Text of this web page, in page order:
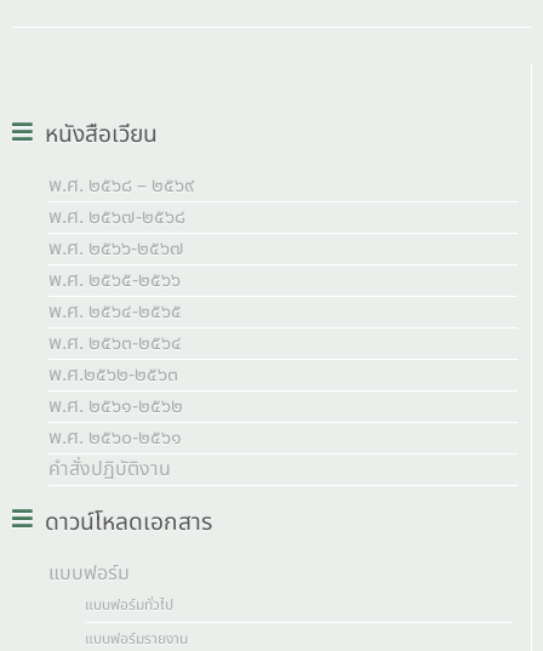
หนังสือเวียน
พ.ศ. ๒๕๖๘ – ๒๕๖๙
พ.ศ. ๒๕๖๗-๒๕๖๘
พ.ศ. ๒๕๖๖-๒๕๖๗
พ.ศ. ๒๕๖๕-๒๕๖๖
พ.ศ. ๒๕๖๔-๒๕๖๕
พ.ศ. ๒๕๖๓-๒๕๖๔
พ.ศ.๒๕๖๒-๒๕๖๓
พ.ศ. ๒๕๖๑-๒๕๖๒
พ.ศ. ๒๕๖๐-๒๕๖๑
คำสั่งปฏิบัติงาน
ดาวน์โหลดเอกสาร
แบบฟอร์ม
แบบฟอร์มทั่วไป
แบบฟอร์มรายงาน